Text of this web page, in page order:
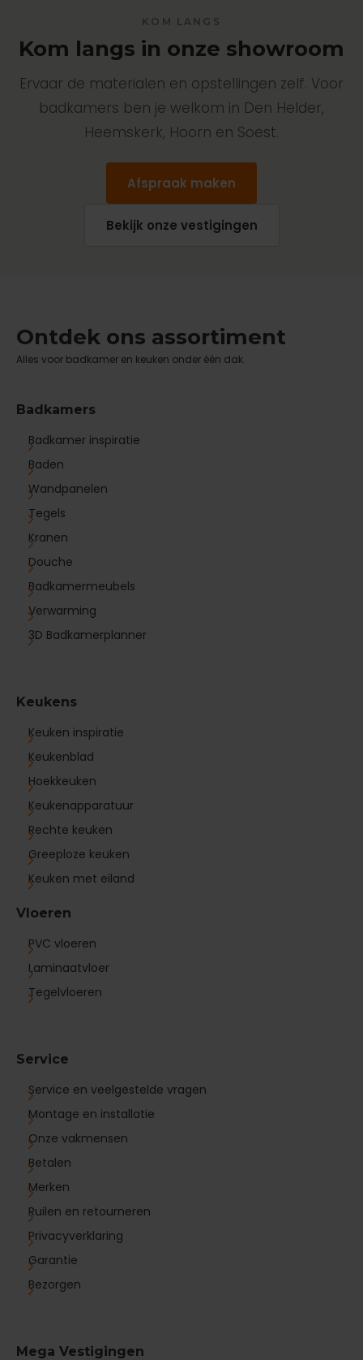
KOM LANGS
Kom langs in onze showroom
Ervaar de materialen en opstellingen zelf. Voor
badkamers ben je welkom in Den Helder,
Heemskerk, Hoorn en Soest.
Afspraak maken
Bekijk onze vestigingen
Ontdek ons assortiment
Alles voor badkamer en keuken onder één dak.
Badkamers
Badkamer inspiratie
Baden
Wandpanelen
Tegels
Kranen
Douche
Badkamermeubels
Verwarming
3D Badkamerplanner
Keukens
Keuken inspiratie
Keukenblad
Hoekkeuken
Keukenapparatuur
Rechte keuken
Greeploze keuken
Keuken met eiland
Vloeren
PVC vloeren
Laminaatvloer
Tegelvloeren
Service
Service en veelgestelde vragen
Montage en installatie
Onze vakmensen
Betalen
Merken
Ruilen en retourneren
Privacyverklaring
Garantie
Bezorgen
Mega Vestigingen